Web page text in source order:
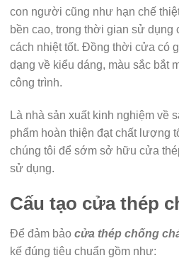
con người cũng như hạn chế
bền cao, trong thời gian sử dụng
cách nhiệt tốt. Đồng thời cửa có
dạng về kiểu dáng, màu sắc bắt
công trình.
Là nhà sản xuất kinh nghiệm về
phẩm hoàn thiện đạt chất lượng
chúng tôi để sớm sở hữu cửa
sử dụng.
Cấu tạo cửa thép
Để đảm bảo cửa thép chống
kế đúng tiêu chuẩn gồm như: